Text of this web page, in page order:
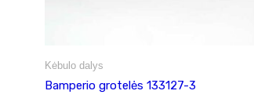
Kėbulo dalys
Bamperio grotelės 133127-3